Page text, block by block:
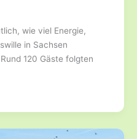
wie viel Energie,
in Sachsen
120 Gäste folgten